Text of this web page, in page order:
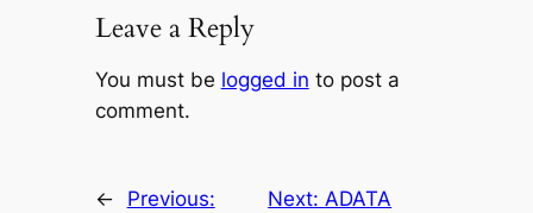
Leave a Reply
You must be logged in to post a
comment.
←
Previous:
Next:ADATA